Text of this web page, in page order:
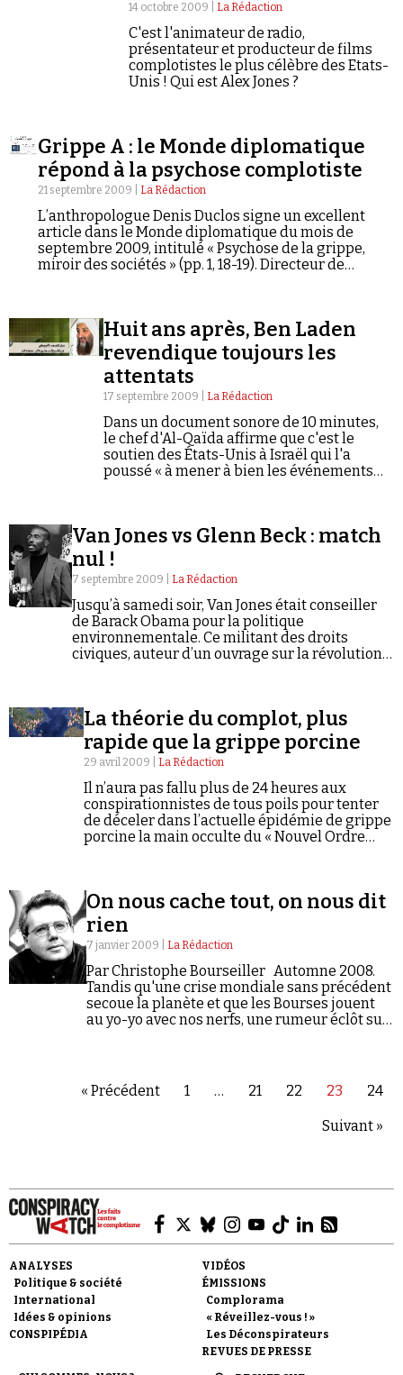
14 octobre 2009 | La Rédaction
C'est l'animateur de radio,
présentateur et producteur de films
complotistes le plus célèbre des Etats-
Unis ! Qui est Alex Jones ?
Grippe A : le Monde diplomatique
répond à la psychose complotiste
21 septembre 2009 | La Rédaction
L’anthropologue Denis Duclos signe un excellent
article dans le Monde diplomatique du mois de
septembre 2009, intitulé « Psychose de la grippe,
miroir des sociétés » (pp. 1, 18-19). Directeur de
consacre la dernière partie de son texte à la
propagation, via Internet, des rumeurs les plus
infondées accusant l’OMS, Barack Obama, David
Rockfeller, George Soros ou les « Illuminati » – ces «
nouveaux monstres imaginaires de l’histoire
projet de réduction de la population mondiale.
Autrement dit : un génocide.
Huit ans après, Ben Laden
revendique toujours les
attentats
17 septembre 2009 | La Rédaction
Dans un document sonore de 10 minutes,
le chef d'Al-Qaïda affirme que c'est le
soutien des États-Unis à Israël qui l'a
poussé « à mener à bien les événements
Van Jones vs Glenn Beck : match
nul !
7 septembre 2009 | La Rédaction
Jusqu’à samedi soir, Van Jones était conseiller
de Barack Obama pour la politique
environnementale. Ce militant des droits
civiques, auteur d’un ouvrage sur la révolution
La théorie du complot, plus
rapide que la grippe porcine
29 avril 2009 | La Rédaction
Il n’aura pas fallu plus de 24 heures aux
conspirationnistes de tous poils pour tenter
de déceler dans l’actuelle épidémie de grippe
porcine la main occulte du « Nouvel Ordre
On nous cache tout, on nous dit
rien
7 janvier 2009 | La Rédaction
Par Christophe Bourseiller Automne 2008.
Tandis qu'une crise mondiale sans précédent
secoue la planète et que les Bourses jouent
au yo-yo avec nos nerfs, une rumeur éclôt sur
« Précédent 1 … 21 22 23 24
Suivant »
ANALYSES
Politique & société
International
Idées & opinions
CONSPIPÉDIA
VIDÉOS
ÉMISSIONS
Complorama
« Réveillez-vous ! »
Les Déconspirateurs
REVUES DE PRESSE